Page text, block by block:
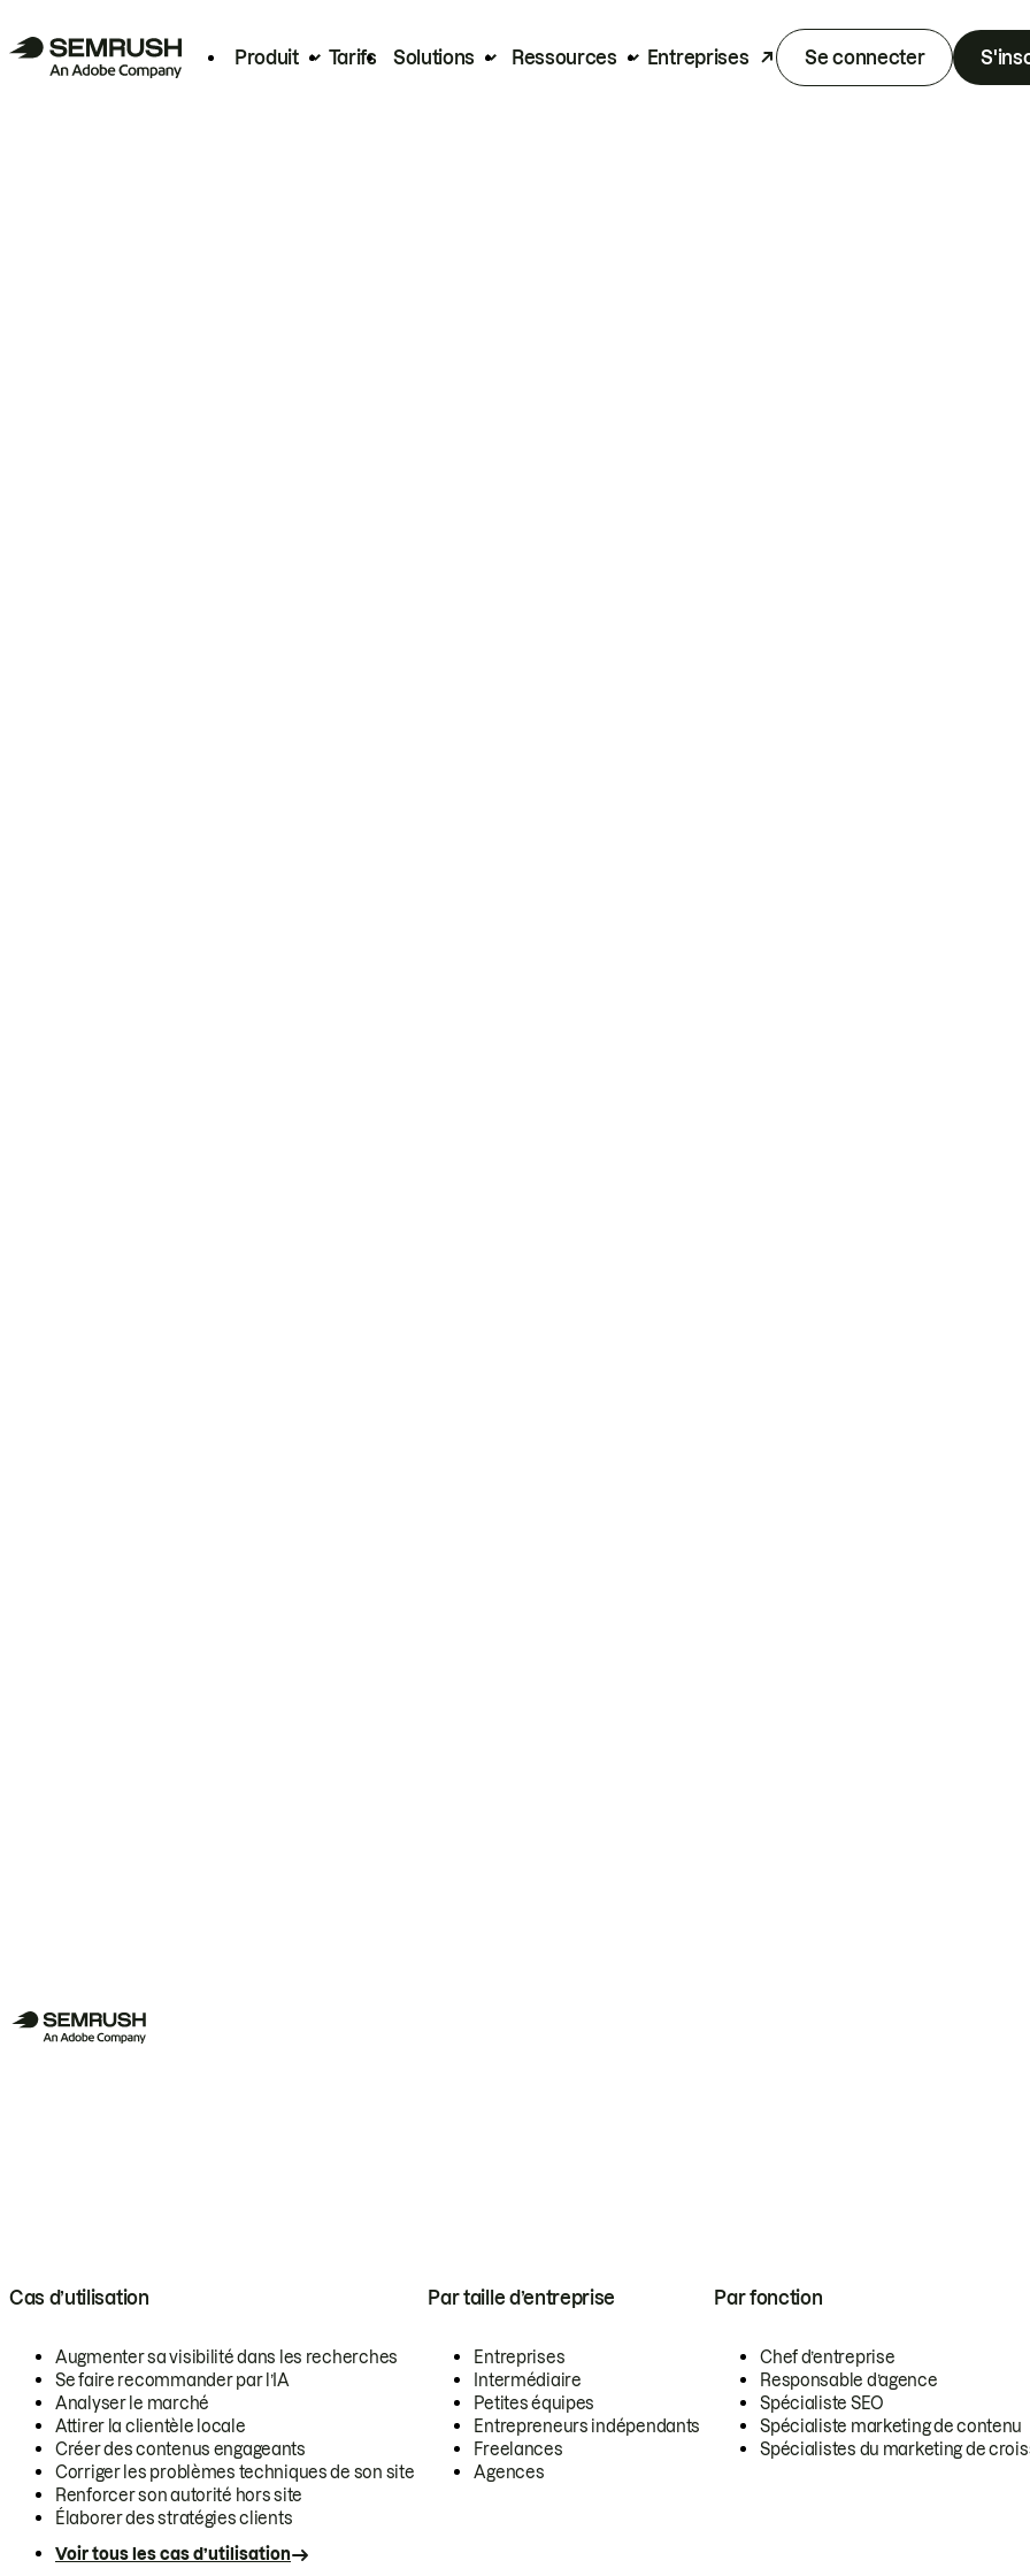
Produit Tarifs Solutions Ressources Entreprises Se connecter
Cas d’utilisation
Augmenter sa visibilité dans les recherches
Se faire recommander par l’IA
Analyser le marché
Attirer la clientèle locale
Créer des contenus engageants
Corriger les problèmes techniques de son site
Renforcer son autorité hors site
Élaborer des stratégies clients
Voir tous les cas d’utilisation
Par taille d’entreprise
Entreprises
Intermédiaire
Petites équipes
Entrepreneurs indépendants
Freelances
Agences
Par fonction
Chef d’entreprise
Responsable d’agence
Spécialiste SEO
Spécialiste marketing de contenu
Spécialistes du marketing de